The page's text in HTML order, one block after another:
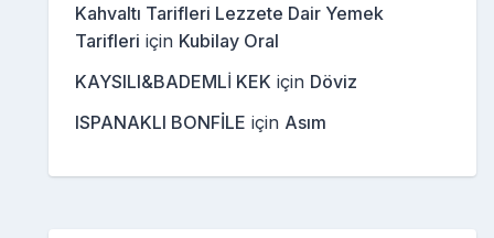
Kahvaltı Tarifleri Lezzete Dair Yemek
Tarifleri için Kubilay Oral
KAYSILI&BADEMLİ KEK için Döviz
ISPANAKLI BONFİLE için Asım